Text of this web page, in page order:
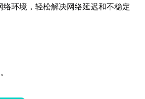
环境，轻松解决网络延迟和不稳定